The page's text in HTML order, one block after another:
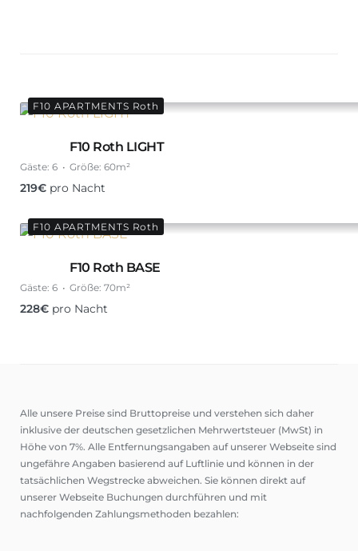
F10 APARTMENTS Roth
F10 Roth LIGHT
Gäste: 6 Größe: 60m²
219€ pro Nacht
F10 APARTMENTS Roth
F10 Roth BASE
Gäste: 6 Größe: 70m²
228€ pro Nacht
Alle unsere Preise sind Bruttopreise und verstehen sich daher
inklusive der deutschen gesetzlichen Mehrwertsteuer (MwSt) in
Höhe von 7%. Alle Entfernungsangaben auf unserer Webseite sind
ungefähre Angaben basierend auf Luftlinie und können in der
tatsächlichen Wegstrecke abweichen. Sie können direkt auf
unserer Webseite Buchungen durchführen und mit
nachfolgenden Zahlungsmethoden bezahlen: